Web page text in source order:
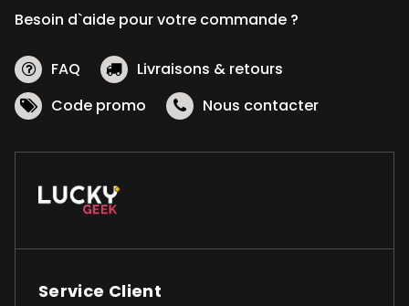
Besoin d`aide pour votre commande ?
FAQ
Livraisons & retours
Code promo
Nous contacter
Service Client